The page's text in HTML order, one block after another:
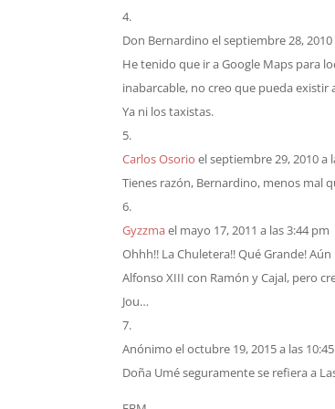
Don Bernardino el septiembre 28, 2010
He tenido que ir a Google Maps para
inabarcable, no creo que pueda
Ya ni los taxistas.
Carlos Osorio el septiembre 29, 2010 a
Tienes razón, Bernardino, menos mal
Gyzzmael mayo 17, 2011 a las 3:44 pm
Ohhh!! La Chuletera!! Qué Grande!
Alfonso XIII con Ramón y Cajal, pero
Jou…
Anónimo el octubre 19, 2015 a las
Doña Umé seguramente se refiera a